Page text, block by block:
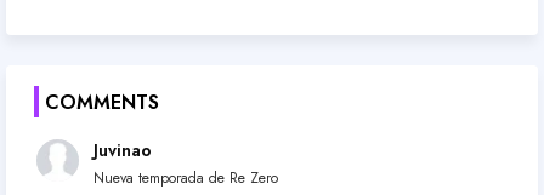
COMMENTS
Juvinao
Nueva temporada de Re Zero